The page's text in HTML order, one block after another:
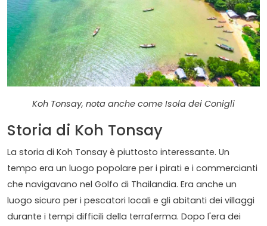
Koh Tonsay, nota anche come Isola dei Conigli
Storia di Koh Tonsay
La storia di Koh Tonsay è piuttosto interessante. Un
tempo era un luogo popolare per i pirati e i commercianti
che navigavano nel Golfo di Thailandia. Era anche un
luogo sicuro per i pescatori locali e gli abitanti dei villaggi
durante i tempi difficili della terraferma. Dopo l'era dei